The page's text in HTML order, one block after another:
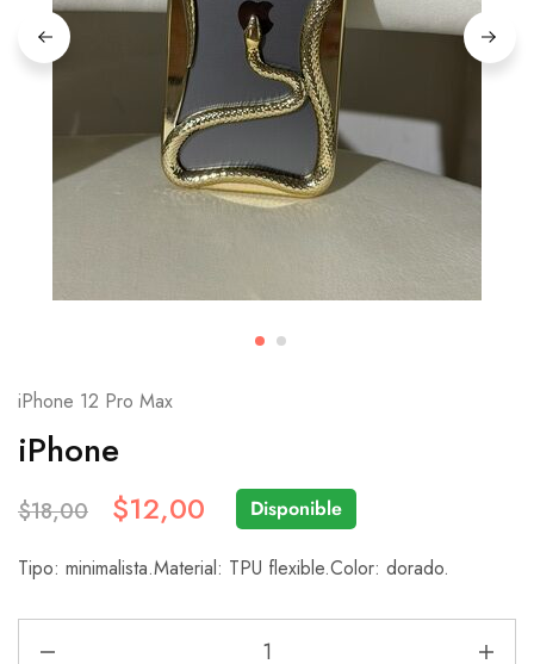
iPhone 12 Pro Max
iPhone
$18,00 $12,00 Disponible
Tipo: minimalista.Material: TPU flexible.Color: dorado.